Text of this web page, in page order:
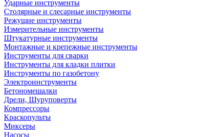
Ударные инструменты
Столярные и слесарные инструменты
Режущие инструменты
Измерительные инструменты
Штукатурные инструменты
Монтажные и крепежные инструменты
Инструменты для сварки
Инструменты для кладки плитки
Инструменты по газобетону
Электроинструменты
Бетономешалки
Дрели, Шуруповерты
Компрессоры
Краскопульты
Миксеры
Насосы